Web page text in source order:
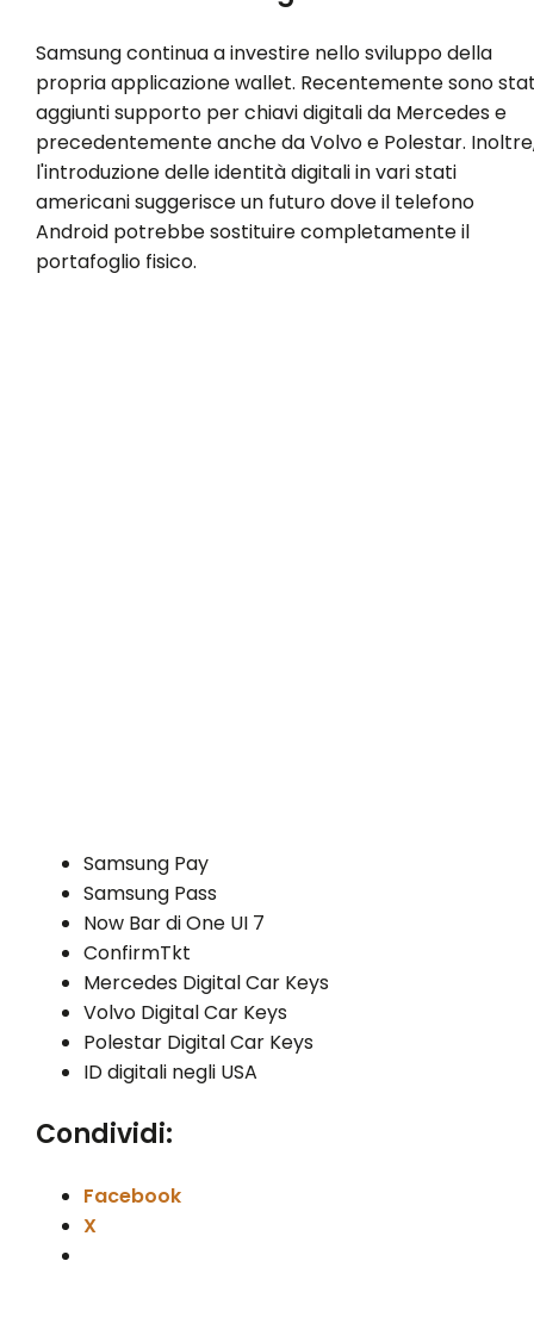
Samsung continua a investire nello sviluppo della
propria applicazione wallet. Recentemente sono
aggiunti supporto per chiavi digitali da Mercedes e
precedentemente anche da Volvo e Polestar.
l'introduzione delle identità digitali in vari stati
americani suggerisce un futuro dove il telefono
Android potrebbe sostituire completamente il
portafoglio fisico.
Samsung Pay
Samsung Pass
Now Bar di One UI 7
ConfirmTkt
Mercedes Digital Car Keys
Volvo Digital Car Keys
Polestar Digital Car Keys
ID digitali negli USA
Condividi:
Facebook
X